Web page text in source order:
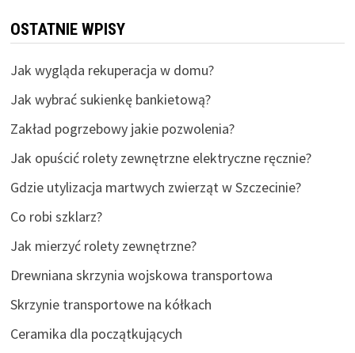
OSTATNIE WPISY
Jak wygląda rekuperacja w domu?
Jak wybrać sukienkę bankietową?
Zakład pogrzebowy jakie pozwolenia?
Jak opuścić rolety zewnętrzne elektryczne ręcznie?
Gdzie utylizacja martwych zwierząt w Szczecinie?
Co robi szklarz?
Jak mierzyć rolety zewnętrzne?
Drewniana skrzynia wojskowa transportowa
Skrzynie transportowe na kółkach
Ceramika dla początkujących